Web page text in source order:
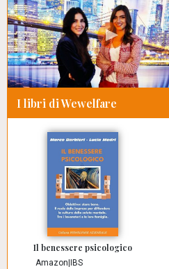
I libri di Wewelfare
Il benessere psicologico
Amazon IBS